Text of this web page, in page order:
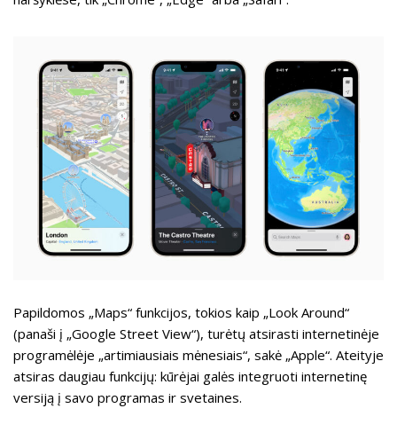
Papildomos „Maps“ funkcijos, tokios kaip „Look Around“
(panaši į „Google Street View“), turėtų atsirasti internetinėje
programėlėje „artimiausiais mėnesiais“, sakė „Apple“. Ateityje
atsiras daugiau funkcijų: kūrėjai galės integruoti internetinę
versiją į savo programas ir svetaines.